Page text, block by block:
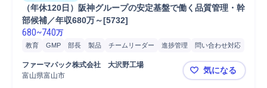
（年休120日）阪神グループの安定基盤で働く品質管理・幹
部候補／年収680万～[5732]
680~740万
教育 GMP 部長 製品 チームリーダー 進捗管理
問い合わせ対応
マネジメント 幹部 品質保証
ファーマパック株式会社　大沢野工場
富山県富山市
（年休120
気になる